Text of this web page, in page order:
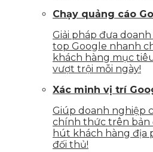
Chạy quảng cáo
Giải pháp đưa
top Google nhanh
khách hàng mục
vượt trội mỗi ngày!
Xác minh vị trí
Giúp doanh nghiệp
chính thức trên bản
hút khách hàng địa
đối thủ!